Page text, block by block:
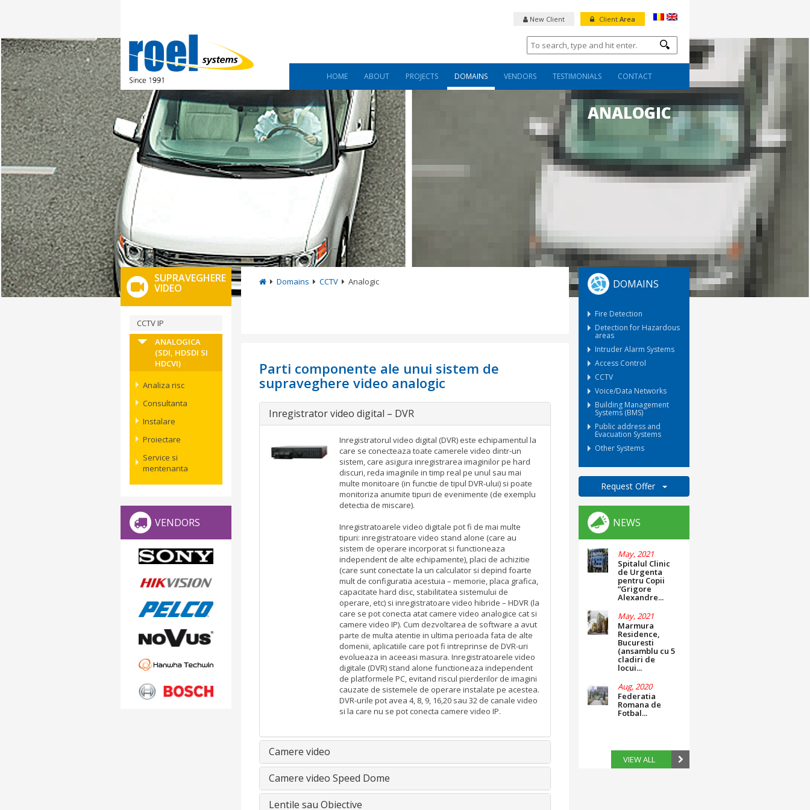
Client Area
New Client
HOME ABOUT PROJECTS DOMAINS VENDORS TESTIMONIALS CONTACT
ANALOGIC
SUPRAVEGHERE
VIDEO
CCTV IP
ANALOGICA
(SDI, HDSDI SI
HDCVI)
Analiza risc
Consultanta
Instalare
Proiectare
Service si
mentenanta
VENDORS
Domains CCTV Analogic
Parti componente ale unui sistem de
supraveghere video analogic
Inregistrator video digital – DVR
Inregistratorul video digital (DVR) este echipamentul la
care se conecteaza toate camerele video dintr-un
sistem, care asigura inregistrarea imaginilor pe hard
discuri, reda imaginile in timp real pe unul sau mai
multe monitoare (in functie de tipul DVR-ului) si poate
monitoriza anumite tipuri de evenimente (de exemplu
detectia de miscare).
Inregistratoarele video digitale pot fi de mai multe
tipuri: inregistratoare video stand alone (care au
sistem de operare incorporat si functioneaza
independent de alte echipamente), placi de achizitie
(care sunt conectate la un calculator si depind foarte
mult de configuratia acestuia – memorie, placa grafica,
capacitate hard disc, stabilitatea sistemului de
operare, etc) si inregistratoare video hibride – HDVR (la
care se pot conecta atat camere video analogice cat si
camere video IP). Cum dezvoltarea de software a avut
parte de multa atentie in ultima perioada fata de alte
domenii, aplicatiile care pot fi intreprinse de DVR-uri
evolueaza in aceeasi masura. Inregistratoarele video
digitale (DVR) stand alone functioneaza independent
de platformele PC, evitand riscul pierderilor de imagini
cauzate de sistemele de operare instalate pe acestea.
DVR-urile pot avea 4, 8, 9, 16,20 sau 32 de canale video
si la care nu se pot conecta camere video IP.
Camere video
Camere video Speed Dome
Lentile sau Obiective
DOMAINS
Fire Detection
Detection for Hazardous
areas
Intruder Alarm Systems
Access Control
CCTV
Voice/Data Networks
Building Management
Systems (BMS)
Public address and
Evacuation Systems
Other Systems
Request Offer
NEWS
May, 2021
Spitalul Clinic
de Urgenta
pentru Copii
“Grigore
Alexandre...
May, 2021
Marmura
Residence,
Bucuresti
(ansamblu cu 5
cladiri de
locui...
Aug, 2020
Federatia
Romana de
Fotbal...
VIEW ALL